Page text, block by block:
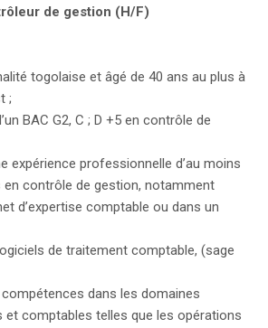
de gestion (H/F)
togolaise et âgé de 40 ans au plus à
;
BAC G2, C ; D +5 en contrôle de
expérience professionnelle d’au moins
en contrôle de gestion, notamment
d’expertise comptable ou dans un
de traitement comptable, (sage
dans les domaines
et comptables telles que les opérations